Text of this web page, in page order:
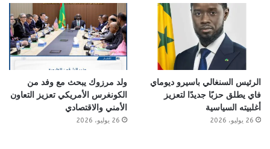
الرئيس السنغالي باسيرو ديوماي
فاي يطلق حزبًا جديدًا لتعزيز
أغلبيته السياسية
26 يوليو، 2026
ولد مرزوك يبحث مع وفد من
الكونغرس الأمريكي تعزيز التعاون
الأمني والاقتصادي
26 يوليو، 2026